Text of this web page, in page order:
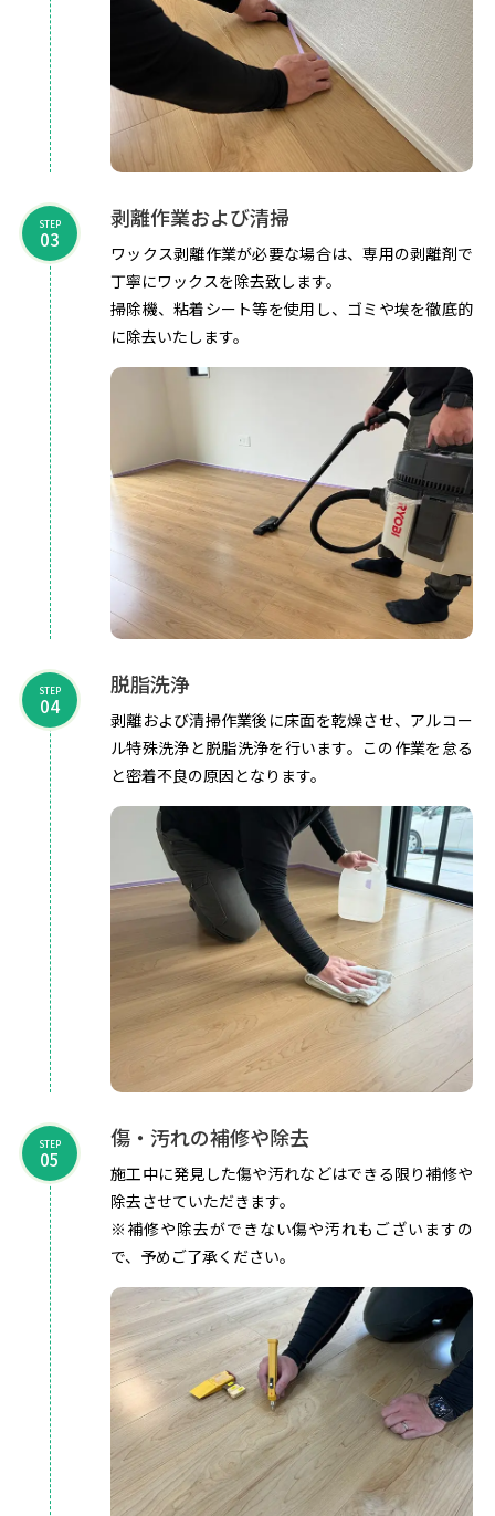
STEP
03
剥離作業および清掃
ワックス剥離作業が必要な場合は、専用の剥離剤で
丁寧にワックスを除去致します。
掃除機、粘着シート等を使用し、ゴミや埃を徹底的
に除去いたします。
STEP
04
脱脂洗浄
剥離および清掃作業後に床面を乾燥させ、アルコー
ル特殊洗浄と脱脂洗浄を行います。この作業を怠る
と密着不良の原因となります。
STEP
05
傷・汚れの補修や除去
施工中に発見した傷や汚れなどはできる限り補修や
除去させていただきます。
※補修や除去ができない傷や汚れもございますの
で、予めご了承ください。